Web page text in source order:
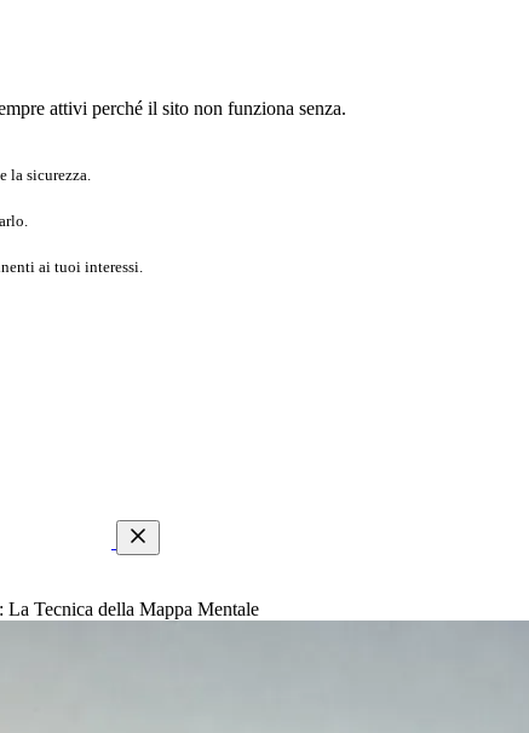
attivi perché il sito non funziona senza.
la sicurezza.
ai tuoi interessi.
Tecnica della Mappa Mentale